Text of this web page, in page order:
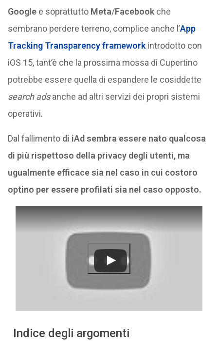
Googlee soprattutto Meta/Facebookche
sembrano perdere terreno, complice anche l’App
Tracking Transparency frameworkintrodotto con
iOS 15, tant’è che la prossima mossa di Cupertino
potrebbe essere quella di espandere le cosiddette
search adsanche ad altri servizi dei propri sistemi
operativi.
Dal fallimento di iAd sembra essere nato qualcosa
di più rispettoso della privacy degli utenti, ma
ugualmente efficace sia nel caso in cui costoro
optino per essere profilati sia nel caso opposto.
Indice degli argomenti